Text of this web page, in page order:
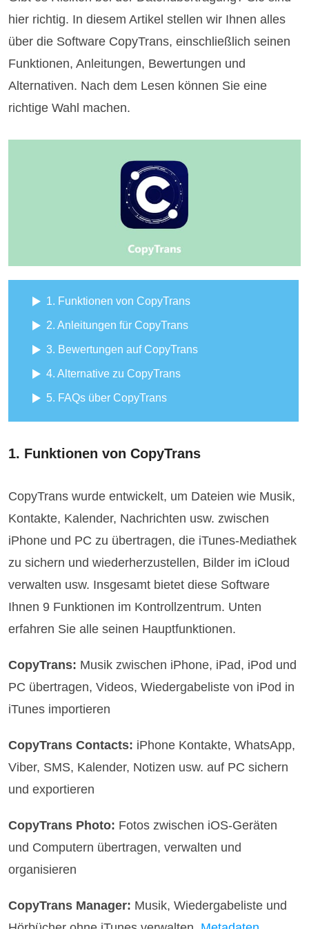
hier richtig. In diesem Artikel stellen wir Ihnen alles
über die Software CopyTrans, einschließlich seinen
Funktionen, Anleitungen, Bewertungen und
Alternativen. Nach dem Lesen können Sie eine
richtige Wahl machen.
1. Funktionen von CopyTrans
2. Anleitungen für CopyTrans
3. Bewertungen auf CopyTrans
4. Alternative zu CopyTrans
5. FAQs über CopyTrans
1. Funktionen von CopyTrans
CopyTrans wurde entwickelt, um Dateien wie Musik,
Kontakte, Kalender, Nachrichten usw. zwischen
iPhone und PC zu übertragen, die iTunes-Mediathek
zu sichern und wiederherzustellen, Bilder im iCloud
verwalten usw. Insgesamt bietet diese Software
Ihnen 9 Funktionen im Kontrollzentrum. Unten
erfahren Sie alle seinen Hauptfunktionen.
CopyTrans: Musik zwischen iPhone, iPad, iPod und
PC übertragen, Videos, Wiedergabeliste von iPod in
iTunes importieren
CopyTrans Contacts: iPhone Kontakte, WhatsApp,
Viber, SMS, Kalender, Notizen usw. auf PC sichern
und exportieren
CopyTrans Photo: Fotos zwischen iOS-Geräten
und Computern übertragen, verwalten und
organisieren
CopyTrans Manager: Musik, Wiedergabeliste und